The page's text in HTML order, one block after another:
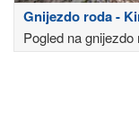
Gnijezdo roda -
Pogled na